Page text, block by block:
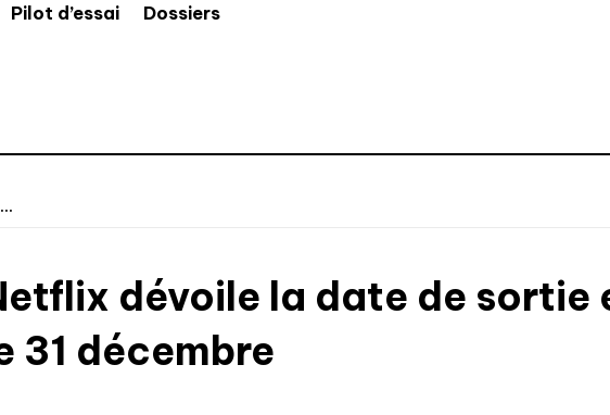
Pilot d’essai Dossiers
dévoile la date de sortie
31 décembre